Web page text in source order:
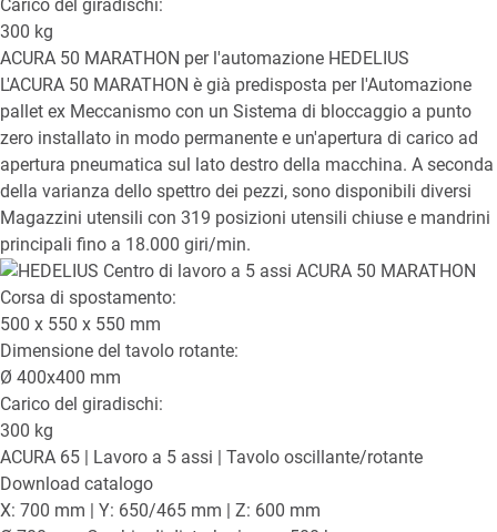
Carico del giradischi:
300 kg
ACURA 50 MARATHON per l'automazione HEDELIUS
L'ACURA 50 MARATHON è già predisposta per l'Automazione
pallet ex Meccanismo con un Sistema di bloccaggio a punto
zero installato in modo permanente e un'apertura di carico ad
apertura pneumatica sul lato destro della macchina. A seconda
della varianza dello spettro dei pezzi, sono disponibili diversi
Magazzini utensili con 319 posizioni utensili chiuse e mandrini
principali fino a 18.000 giri/min.
Corsa di spostamento:
500 x 550 x 550 mm
Dimensione del tavolo rotante:
Ø 400x400 mm
Carico del giradischi:
300 kg
ACURA 65 | Lavoro a 5 assi | Tavolo oscillante/rotante
Download catalogo
X: 700 mm | Y: 650/465 mm | Z: 600 mm